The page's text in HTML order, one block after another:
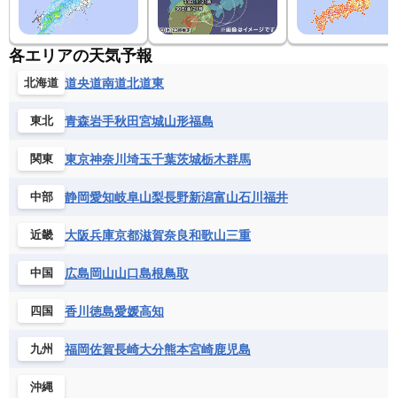
各エリアの天気予報
北海道 道央道南道北道東
東北 青森岩手秋田宮城山形福島
関東 東京神奈川 埼玉千葉茨城栃木群馬
中部 静岡愛知岐阜山梨長野新潟富山石川 福井
近畿 大阪兵庫京都滋賀奈良和歌山三重
中国 広島岡山山口島根鳥取
四国 香川 徳島愛媛高知
九州 福岡佐賀長崎大分熊本宮崎鹿児島
沖縄